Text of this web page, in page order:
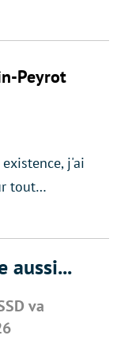
Peyrot
j'ai
tout…
aussi...
va